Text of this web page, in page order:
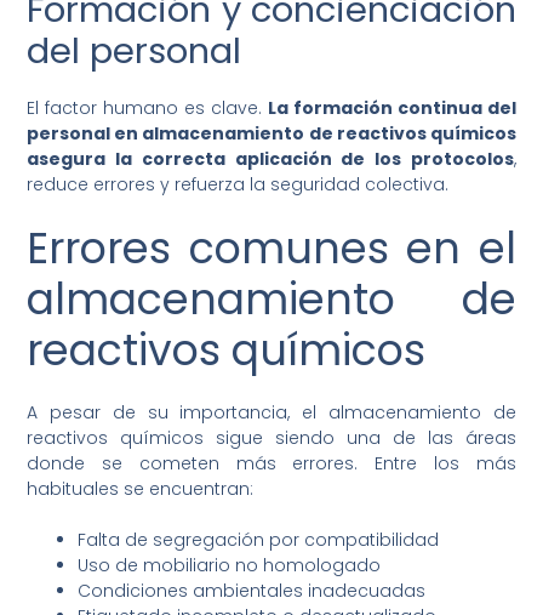
Formación y concienciación
del personal
El factor humano es clave. La formación continua del
personal en almacenamiento de reactivos químicos
asegura la correcta aplicación de los protocolos,
reduce errores y refuerza la seguridad colectiva.
Errores comunes en el
almacenamiento de
reactivos químicos
A pesar de su importancia, el almacenamiento de
reactivos químicos sigue siendo una de las áreas
donde se cometen más errores. Entre los más
habituales se encuentran:
Falta de segregación por compatibilidad
Uso de mobiliario no homologado
Condiciones ambientales inadecuadas